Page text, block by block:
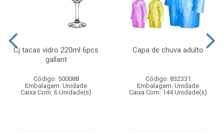
Cj tacas vidro 220ml 6pcs
gallant
Código: 500088
Embalagem: Unidade
Caixa Com: 6 Unidade(s)
Capa de chuva adulto
Código: 832331
Embalagem: Unidade
Caixa Com: 144 Unidade(s)